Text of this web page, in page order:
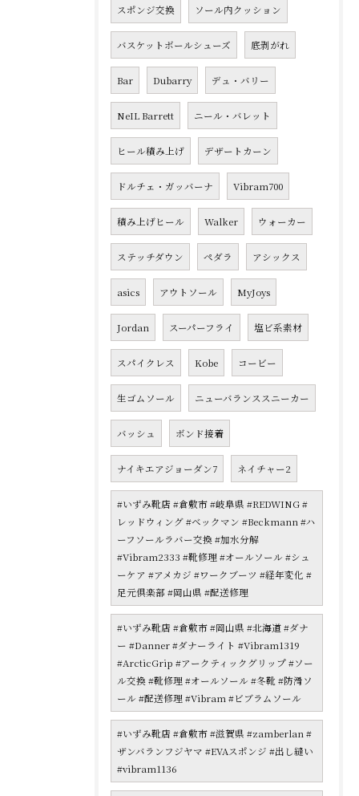
スポンジ交換 ソール内クッション
バスケットボールシューズ 底剥がれ
Bar Dubarry デュ・バリー
NeIL Barrett ニール・バレット
ヒール積み上げ デザートカーン
ドルチェ・ガッバーナ Vibram700
積み上げヒール Walker ウォーカー
ステッチダウン ペダラ アシックス
asics アウトソール MyJoys
Jordan スーパーフライ 塩ビ系素材
スパイクレス Kobe コービー
生ゴムソール ニューバランススニーカー
バッシュ ボンド接着
ナイキエアジョーダン7 ネイチャー2
#いずみ靴店 #倉敷市 #岐阜県 #REDWING #
レッドウィング #ベックマン #Beckmann #ハ
ーフソールラバー交換 #加水分解
#Vibram2333 #靴修理 #オールソール #シュ
ーケア #アメカジ #ワークブーツ #経年変化 #
足元倶楽部 #岡山県 #配送修理
#いずみ靴店 #倉敷市 #岡山県 #北海道 #ダナ
ー #Danner #ダナーライト #Vibram1319
#ArcticGrip #アークティックグリップ #ソー
ル交換 #靴修理 #オールソール #冬靴 #防滑ソ
ール #配送修理 #Vibram #ビブラムソール
#いずみ靴店 #倉敷市 #滋賀県 #zamberlan #
ザンバランフジヤマ #EVAスポンジ #出し縫い
#vibram1136